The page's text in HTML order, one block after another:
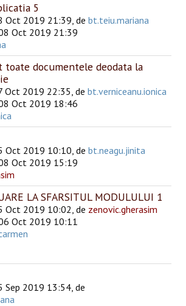
5
Oct 2019 21:39, de bt.teiu.mariana
Oct 2019 21:39
toate documentele deodata la
Oct 2019 22:35, de bt.verniceanu.ionica
Oct 2019 18:46
Oct 2019 10:10, de bt.neagu.jinita
Oct 2019 15:19
LA SFARSITUL MODULULUI 1
Oct 2019 10:02, de zenovic.gherasim
Oct 2019 10:11
Sep 2019 13:54, de